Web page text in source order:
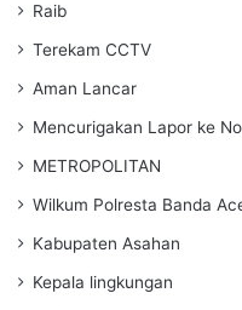
Raib
Terekam CCTV
Aman Lancar
Mencurigakan Lapor ke
METROPOLITAN
Wilkum Polresta Banda
Kabupaten Asahan
Kepala lingkungan